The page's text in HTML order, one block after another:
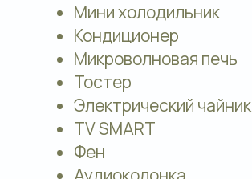
Мини холодильник
Кондиционер
Микроволновая печь
Тостер
Электрический чайник
TV SMART
Фен